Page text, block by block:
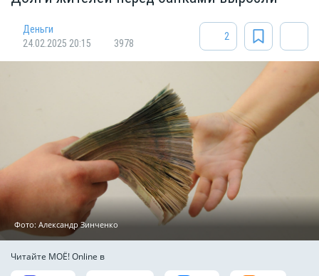
Деньги
24.02.2025 20:15
3978
2
Фото: Александр Зинченко
Читайте МОЁ! Online в